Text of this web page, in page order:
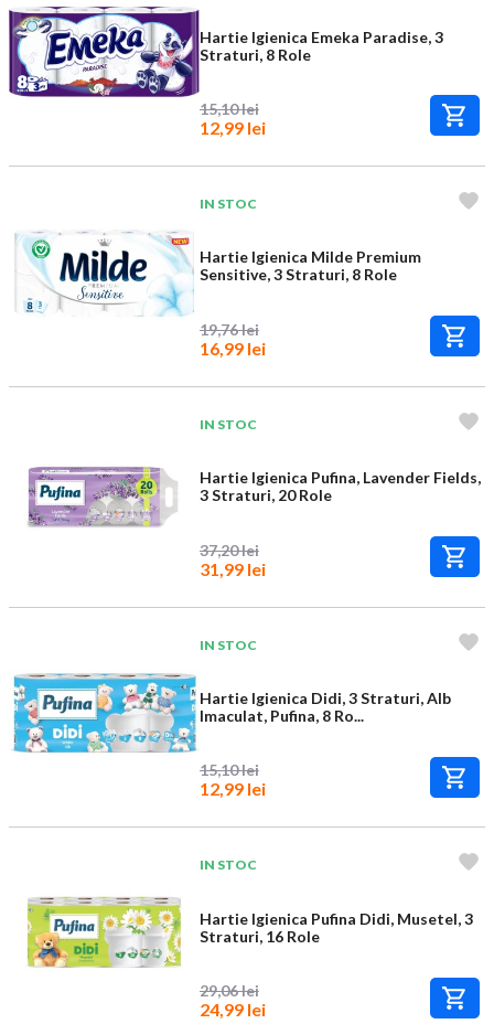
Hartie Igienica Emeka Paradise, 3
Straturi, 8 Role
15,10 lei
12,99 lei
IN STOC
Hartie Igienica Milde Premium
Sensitive, 3 Straturi, 8 Role
19,76 lei
16,99 lei
IN STOC
Hartie Igienica Pufina, Lavender Fields,
3 Straturi, 20 Role
37,20 lei
31,99 lei
IN STOC
Hartie Igienica Didi, 3 Straturi, Alb
Imaculat, Pufina, 8 Ro...
15,10 lei
12,99 lei
IN STOC
Hartie Igienica Pufina Didi, Musetel, 3
Straturi, 16 Role
29,06 lei
24,99 lei